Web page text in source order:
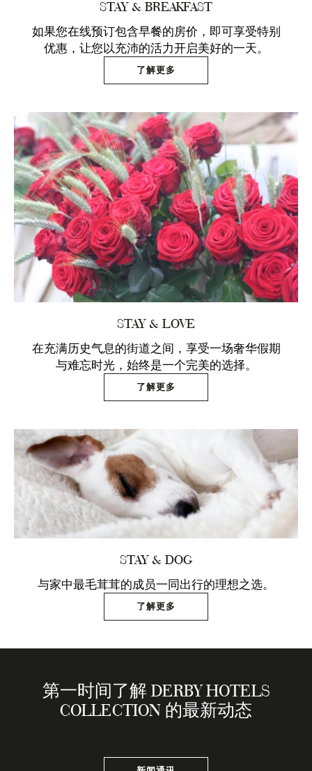
STAY & BREAKFAST
如果您在线预订包含早餐的房价，即可享受特别
优惠，让您以充沛的活力开启美好的一天。
了解更多
STAY & LOVE
在充满历史气息的街道之间，享受一场奢华假期
与难忘时光，始终是一个完美的选择。
了解更多
STAY & DOG
与家中最毛茸茸的成员一同出行的理想之选。
了解更多
第一时间了解 DERBY HOTELS
COLLECTION 的最新动态